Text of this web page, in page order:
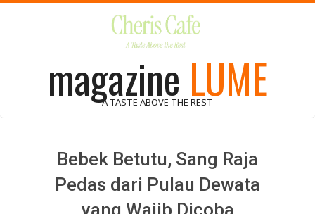
magazine LUME
A TASTE ABOVE THE REST
Bebek Betutu, Sang Raja
Pedas dari Pulau Dewata
yang Wajib Dicoba